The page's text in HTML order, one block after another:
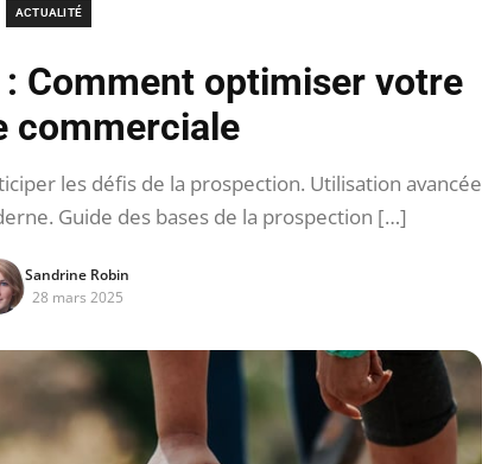
ACTUALITÉ
Comment optimiser votre
commerciale
les défis de la prospection. Utilisation avancée
Guide des bases de la prospection […]
Sandrine Robin
28 mars 2025